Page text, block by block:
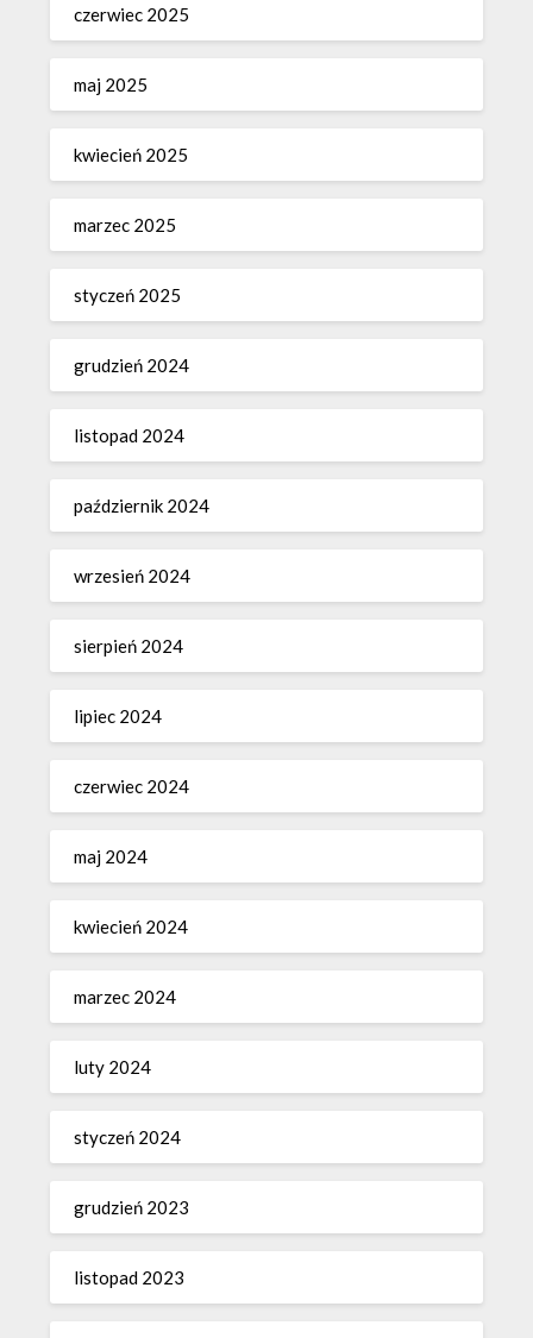
czerwiec 2025
maj 2025
kwiecień 2025
marzec 2025
styczeń 2025
grudzień 2024
listopad 2024
październik 2024
wrzesień 2024
sierpień 2024
lipiec 2024
czerwiec 2024
maj 2024
kwiecień 2024
marzec 2024
luty 2024
styczeń 2024
grudzień 2023
listopad 2023